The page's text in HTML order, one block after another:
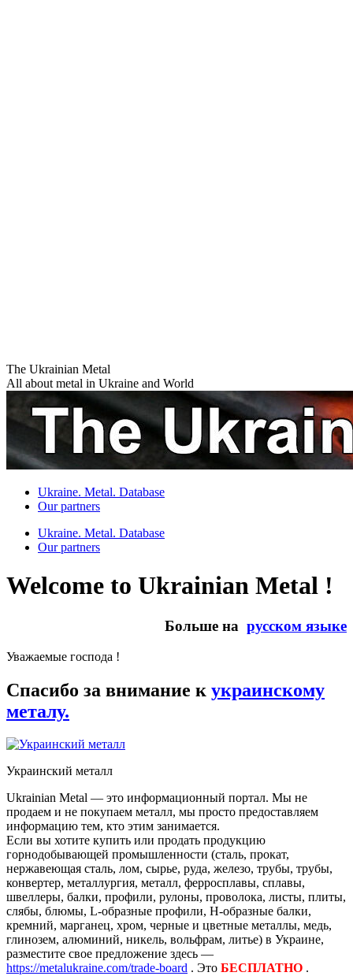
Skip
to
content
The Ukrainian Metal
All about metal in Ukraine and World
Ukraine. Metal. Database
Our partners
Ukraine. Metal. Database
Our partners
Welcome to Ukrainian Metal !
Больше на русском языке
Уважаемые господа !
Спасибо за внимание к украинскому
металу.
Украинский металл
Ukrainian Metal — это информационный портал. Мы не
продаем и не покупаем металл, мы просто предоставляем
информацию тем, кто этим занимается.
Если вы хотите купить или продать продукцию
горнодобывающей промышленности (сталь, прокат,
нержавеющая сталь, лом, сырье, руда, железо, трубы, трубы,
конвертер, металлургия, металл, ферросплавы, сплавы,
швеллеры, балки, профили, рулоны, проволока, листы, плиты,
слябы, блюмы, L-образные профили, H-образные балки,
кремний, марганец, хром, черные и цветные металлы, медь,
глинозем, алюминий, никель, вольфрам, литье) в Украине,
разместите свое предложение здесь —
https://metalukraine.com/trade-board . Это БЕСПЛАТНО .